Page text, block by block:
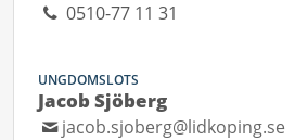
0510-77 11 31
UNGDOMSLOTS
Jacob Sjöberg
jacob.sjoberg@lidkoping.se